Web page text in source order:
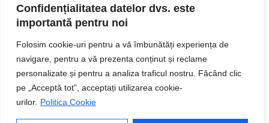
Confidențialitatea datelor dvs. este
importantă pentru noi
Folosim cookie-uri pentru a vă îmbunătăți experiența de
navigare, pentru a vă prezenta conținut și reclame
personalizate și pentru a analiza traficul nostru. Făcând clic
pe „Acceptă tot”, acceptați utilizarea cookie-
urilor. Politica Cookie